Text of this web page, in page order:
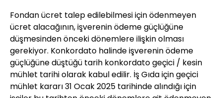
Fondan ücret talep edilebilmesi için ödenmeyen
ücret alacağının, işverenin ödeme güçlüğüne
düşmesinden önceki dönemlere ilişkin olması
gerekiyor. Konkordato halinde işverenin ödeme
güçlüğüne düştüğü tarih konkordato geçici / kesin
mühlet tarihi olarak kabul edilir. İş Gıda için geçici
mühlet kararı 31 Ocak 2025 tarihinde alındığı için